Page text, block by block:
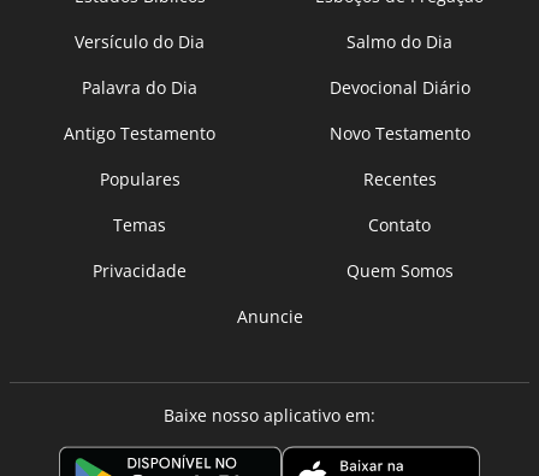
Versículo do Dia
Salmo do Dia
Palavra do Dia
Devocional Diário
Antigo Testamento
Novo Testamento
Populares
Recentes
Temas
Contato
Privacidade
Quem Somos
Anuncie
Baixe nosso aplicativo em: